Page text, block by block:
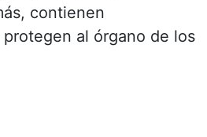
contienen
al órgano de los